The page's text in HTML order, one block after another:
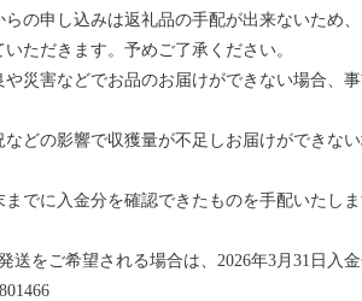
の申し込みは返礼品の手配が出来ないため
ただきます。予めご了承ください。
災害などでお品のお届けができない場合、
どの影響で収獲量が不足しお届けができな
でに入金分を確認できたものを手配いたし
をご希望される場合は、2026年3月31日入金